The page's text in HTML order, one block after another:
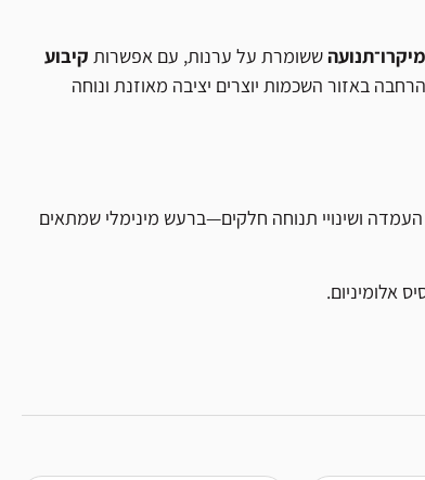
מיקרו־תנועהששומרת על ערנות, עם אפשרות קיבוע
באזור השכמות יוצרים יציבה מאוזנת ונוחה
ושינויי תנוחה חלקים—ברעש מינימלי שמתאים
אלומיניום.